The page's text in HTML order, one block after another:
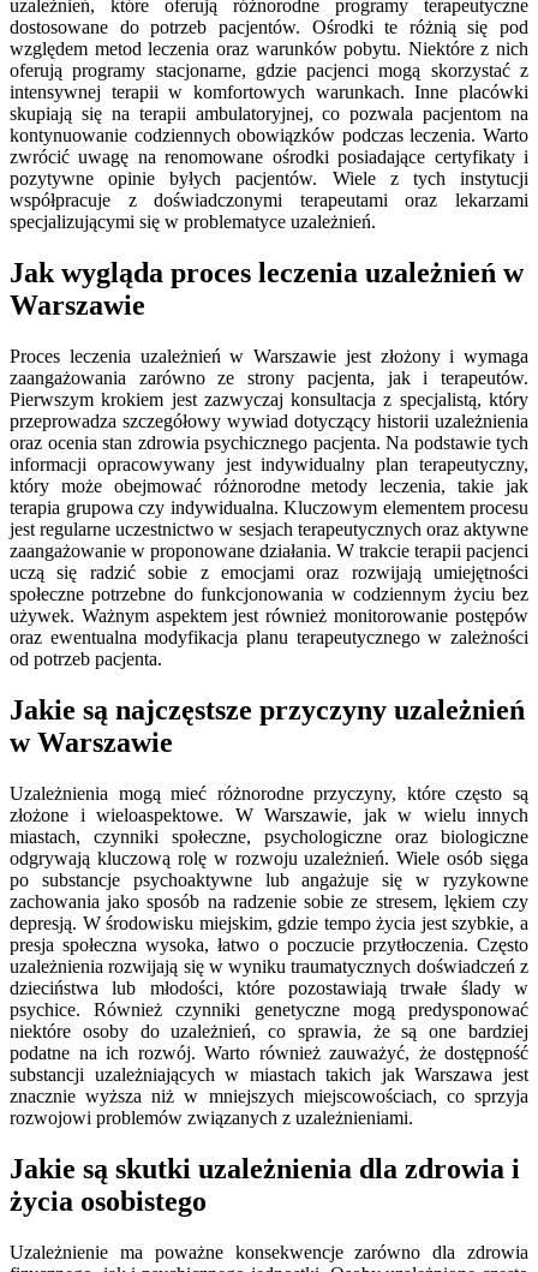
uzależnień, które oferują różnorodne programy terapeutyczne
dostosowane do potrzeb pacjentów. Ośrodki te różnią się pod
względem metod leczenia oraz warunków pobytu. Niektóre z nich
oferują programy stacjonarne, gdzie pacjenci mogą skorzystać z
intensywnej terapii w komfortowych warunkach. Inne placówki
skupiają się na terapii ambulatoryjnej, co pozwala pacjentom na
kontynuowanie codziennych obowiązków podczas leczenia. Warto
zwrócić uwagę na renomowane ośrodki posiadające certyfikaty i
pozytywne opinie byłych pacjentów. Wiele z tych instytucji
współpracuje z doświadczonymi terapeutami oraz lekarzami
specjalizującymi się w problematyce uzależnień.
Jak wygląda proces leczenia uzależnień w
Warszawie
Proces leczenia uzależnień w Warszawie jest złożony i wymaga
zaangażowania zarówno ze strony pacjenta, jak i terapeutów.
Pierwszym krokiem jest zazwyczaj konsultacja z specjalistą, który
przeprowadza szczegółowy wywiad dotyczący historii uzależnienia
oraz ocenia stan zdrowia psychicznego pacjenta. Na podstawie tych
informacji opracowywany jest indywidualny plan terapeutyczny,
który może obejmować różnorodne metody leczenia, takie jak
terapia grupowa czy indywidualna. Kluczowym elementem procesu
jest regularne uczestnictwo w sesjach terapeutycznych oraz aktywne
zaangażowanie w proponowane działania. W trakcie terapii pacjenci
uczą się radzić sobie z emocjami oraz rozwijają umiejętności
społeczne potrzebne do funkcjonowania w codziennym życiu bez
używek. Ważnym aspektem jest również monitorowanie postępów
oraz ewentualna modyfikacja planu terapeutycznego w zależności
od potrzeb pacjenta.
Jakie są najczęstsze przyczyny uzależnień
w Warszawie
Uzależnienia mogą mieć różnorodne przyczyny, które często są
złożone i wieloaspektowe. W Warszawie, jak w wielu innych
miastach, czynniki społeczne, psychologiczne oraz biologiczne
odgrywają kluczową rolę w rozwoju uzależnień. Wiele osób sięga
po substancje psychoaktywne lub angażuje się w ryzykowne
zachowania jako sposób na radzenie sobie ze stresem, lękiem czy
depresją. W środowisku miejskim, gdzie tempo życia jest szybkie, a
presja społeczna wysoka, łatwo o poczucie przytłoczenia. Często
uzależnienia rozwijają się w wyniku traumatycznych doświadczeń z
dzieciństwa lub młodości, które pozostawiają trwałe ślady w
psychice. Również czynniki genetyczne mogą predysponować
niektóre osoby do uzależnień, co sprawia, że są one bardziej
podatne na ich rozwój. Warto również zauważyć, że dostępność
substancji uzależniających w miastach takich jak Warszawa jest
znacznie wyższa niż w mniejszych miejscowościach, co sprzyja
rozwojowi problemów związanych z uzależnieniami.
Jakie są skutki uzależnienia dla zdrowia i
życia osobistego
Uzależnienie ma poważne konsekwencje zarówno dla zdrowia